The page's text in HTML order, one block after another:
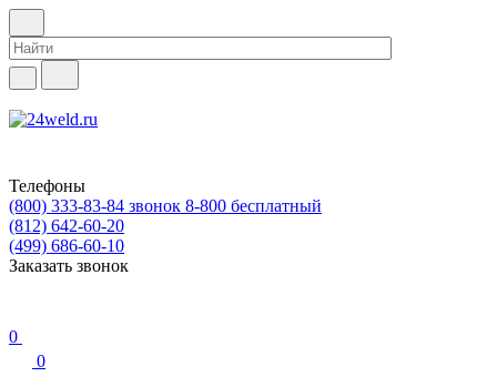
Телефоны
(800) 333-83-84 звонок 8-800 бесплатный
(812) 642-60-20
(499) 686-60-10
Заказать звонок
0
0